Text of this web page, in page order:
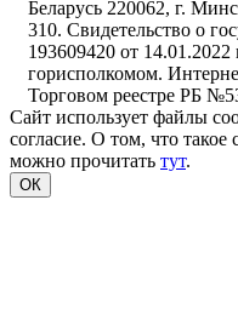
Беларусь 220062, г.
310. Свидетельство о
193609420 от
горисполкомом.
Торговом реестре РБ
Сайт использует файлы
согласие. О том, что такое
можно прочитать тут.
ОК